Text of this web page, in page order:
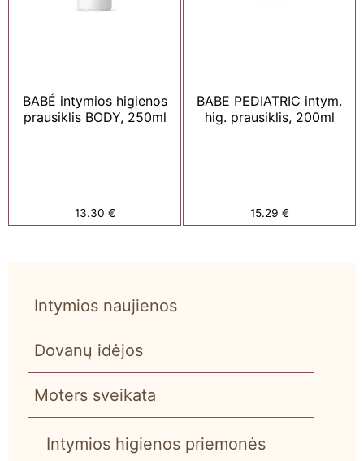
Intymios naujienos
Dovanų idėjos
Moters sveikata
Intymios higienos priemonės
BABÉ intymios higienos
prausiklis BODY, 250ml
13.30 €
BABE PEDIATRIC intym.
hig. prausiklis, 200ml
15.29 €